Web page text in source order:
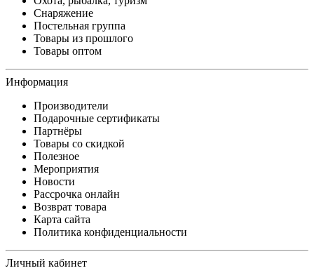
Снаряжение
Постельная группа
Товары из прошлого
Товары оптом
Информация
Производители
Подарочные сертификаты
Партнёры
Товары со скидкой
Полезное
Мероприятия
Новости
Рассрочка онлайн
Возврат товара
Карта сайта
Политика конфиденциальности
Личный кабинет